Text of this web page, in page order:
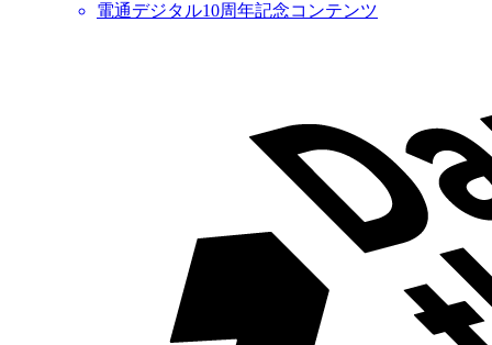
電通デジタル10周年記念コンテンツ